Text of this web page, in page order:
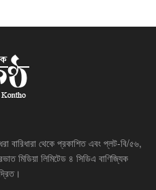
বারিধারা থেকে প্রকাশিত এবং প্লট-বি/৫৬,
মিডিয়া লিমিটেড ৪ সিডিএ বাণিজ্যিক